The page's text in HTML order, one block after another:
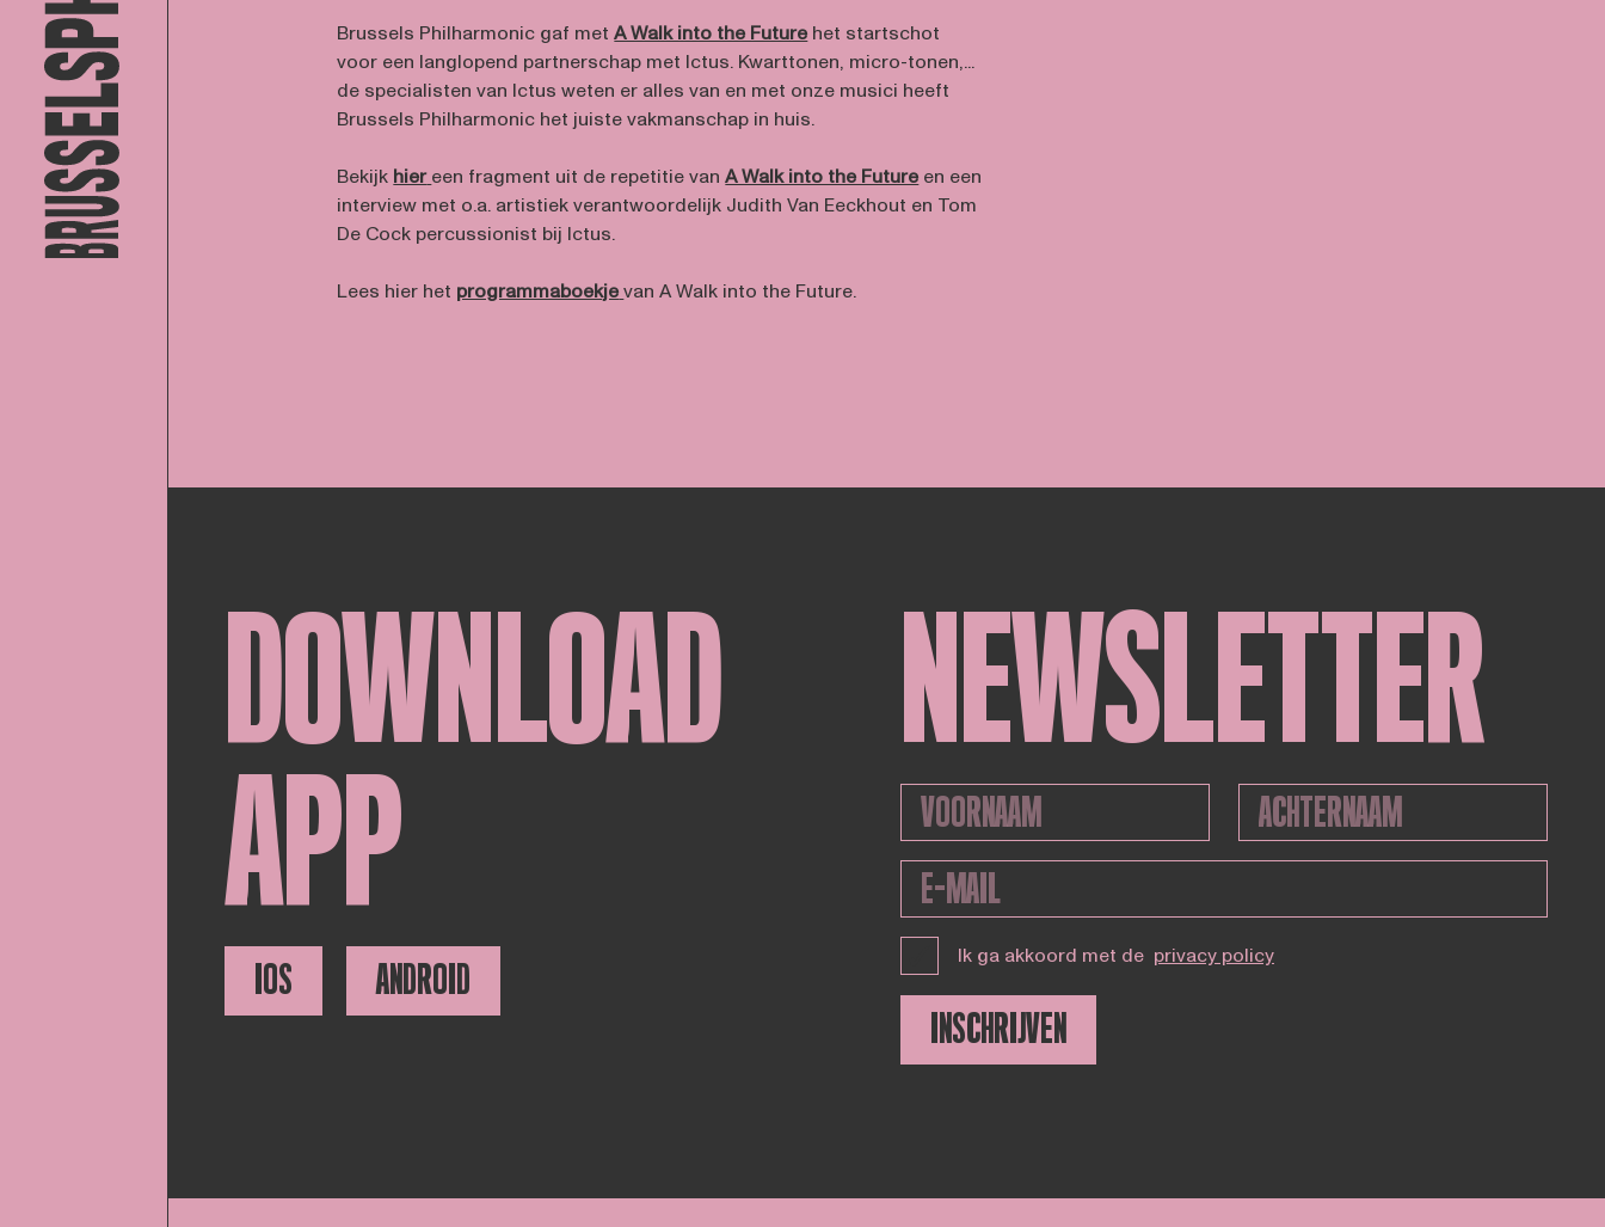
Brussels Philharmonic gaf metA Walk into the Future het startschot
voor een langlopend partnerschap met Ictus. Kwarttonen, micro-tonen,...
de specialisten van Ictus weten er alles van en met onze musici heeft
Brussels Philharmonic het juiste vakmanschap in huis.
Bekijk hier een fragment uit de repetitie vanA Walk into the Future en een
interview met o.a. artistiek verantwoordelijk Judith Van Eeckhout en Tom
De Cock percussionist bij Ictus.
Lees hier het programmaboekjevan A Walk into the Future.
DOWNLOAD
APP
IOS ANDROID
NEWSLETTER
Ik ga akkoord met de privacy policy
INSCHRIJVEN